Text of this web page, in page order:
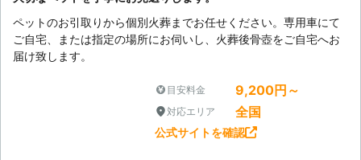
ペットのお引取りから個別火葬までお任せください。専用車にて
ご自宅、または指定の場所にお伺いし、火葬後骨壺をご自宅へお
届け致します。
目安料金 9,200円～
対応エリア 全国
公式サイトを確認